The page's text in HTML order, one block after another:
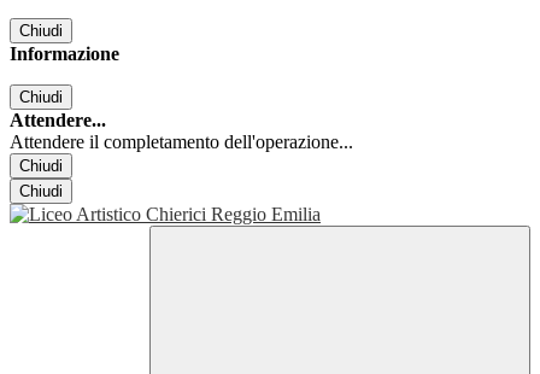
Chiudi
Informazione
Chiudi
Attendere...
Attendere il completamento dell'operazione...
Chiudi
Chiudi